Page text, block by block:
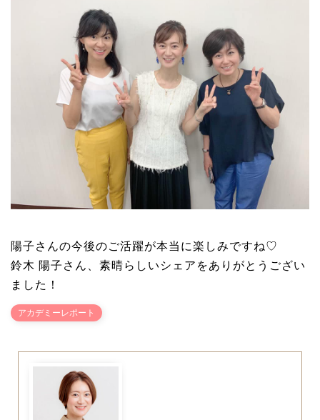
陽子さんの今後のご活躍が本当に楽しみですね♡
鈴木 陽子さん、素晴らしいシェアをありがとうござい
ました！
アカデミーレポート